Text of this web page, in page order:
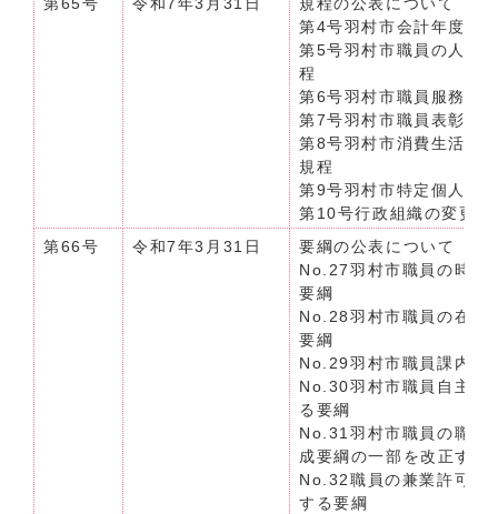
第65号
令和7年3月31日
規程の公表について（
第4号羽村市会計年度任
第5号羽村市職員の人事
程
第6号羽村市職員服務規
第7号羽村市職員表彰規
第8号羽村市消費生活セ
規程
第9号羽村市特定個人情
第10号行政組織の変更
第66号
令和7年3月31日
要綱の公表について（
No.27羽村市職員の時差
要綱
No.28羽村市職員の在宅
要綱
No.29羽村市職員課内研
No.30羽村市職員自主研
る要綱
No.31羽村市職員の職務
成要綱の一部を改正する
No.32職員の兼業許可等
する要綱